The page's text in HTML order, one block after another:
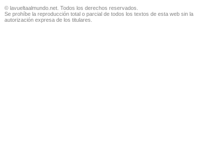
© lavueltaalmundo.net. Todos los derechos reservados.
Se prohíbe la reproducción total o parcial de todos los textos de esta web sin la
autorización expresa de los titulares.